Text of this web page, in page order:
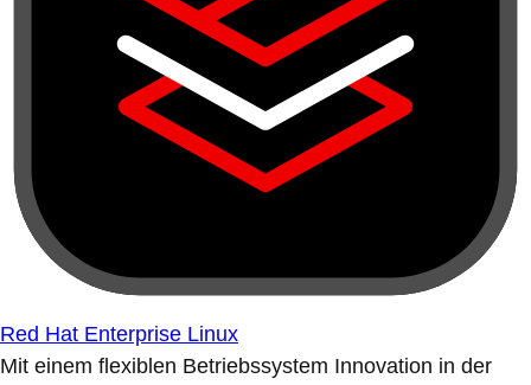
Red Hat Enterprise Linux
Mit einem flexiblen Betriebssystem Innovation in der